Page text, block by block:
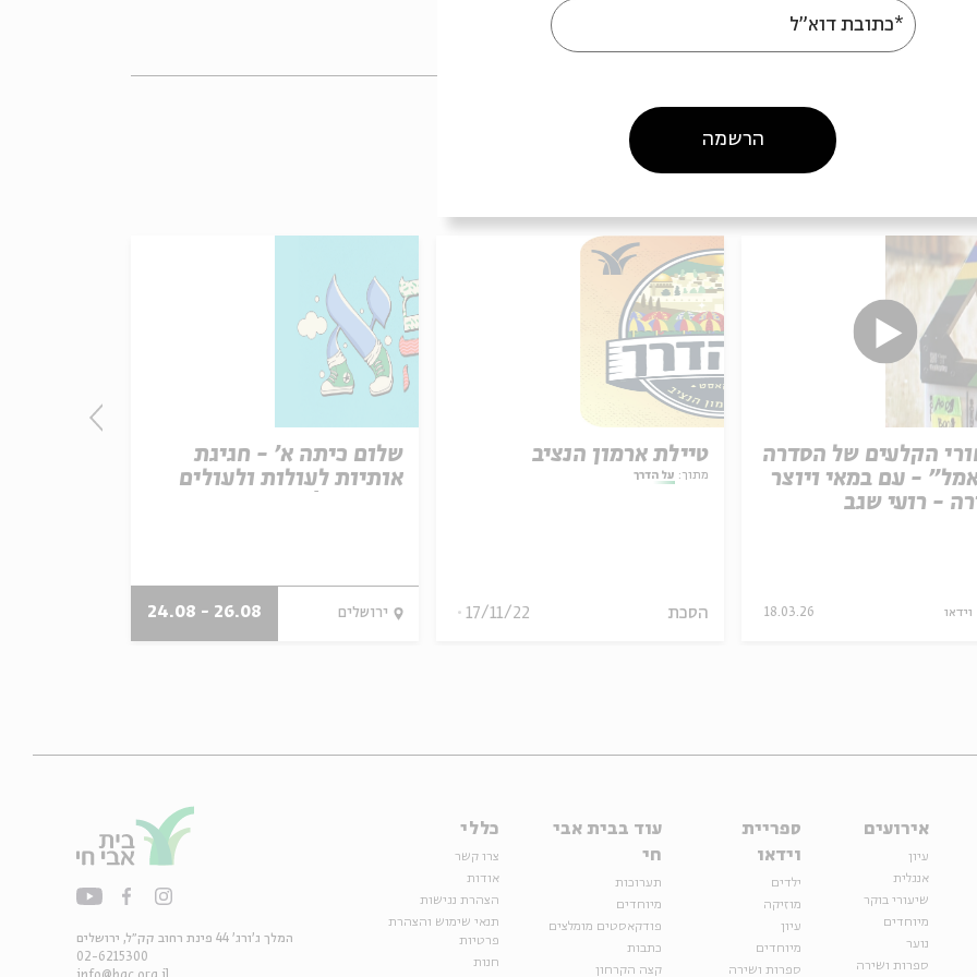
עוד בבית אבי חי
שלום כיתה א' - חגיגת
אותיות לעולות ולעולים
ירושלים 26.08 - 24.08
טיילת ארמון הנציב
מתוך: על הדרך
הסכת 17/11/22
הקלעים של הסדרה
- עם במאי ויוצר
- רועי שגב
וידאו 18.03.26
אירועים
עיון
אנגלית
שיעורי בוקר
מיוחדים
נוער
ספרות ושירה
ספריית
וידאו
ילדים
מוזיקה
עיון
מיוחדים
ספרות ושירה
עוד בבית אבי
חי
תערוכות
מיוחדים
פודקאסטים מומלצים
כתבות
קצה הקרחון
כללי
צרו קשר
אודות
הצהרת נגישות
תנאי שימוש והצהרת
פרטיות
חנות
המלך ג'ורג' 44 פינת רחוב קק״ל, ירושלים
02-6215300
*כתובת דוא"ל
הרשמה